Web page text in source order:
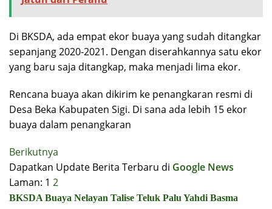
Di BKSDA, ada empat ekor buaya yang sudah ditangkar
sepanjang 2020-2021. Dengan diserahkannya satu ekor
yang baru saja ditangkap, maka menjadi lima ekor.
Rencana buaya akan dikirim ke penangkaran resmi di
Desa Beka Kabupaten Sigi. Di sana ada lebih 15 ekor
buaya dalam penangkaran
Berikutnya
Dapatkan Update Berita Terbaru di Google News
Laman: 1 2
BKSDA Buaya Nelayan Talise Teluk Palu Yahdi Basma